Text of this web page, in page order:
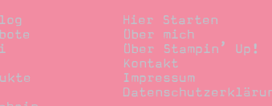
Hier Starten
Über mich
Über Stampin’ Up!
Kontakt
Impressum